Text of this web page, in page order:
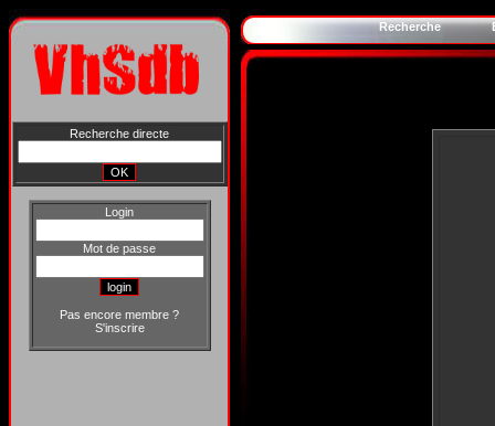
Recherche directe
Login
Mot de passe
Pas encore membre ?
S'inscrire
Recherche